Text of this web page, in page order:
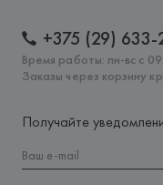
+375 (29) 633-
Время работы: пн-вс с
Заказы через корзину
Получайте